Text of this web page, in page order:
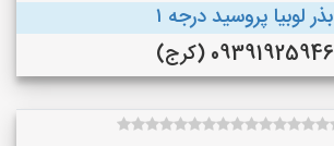
بذر لوبیا پروسید درجه ۱
09391925946 (کرج)